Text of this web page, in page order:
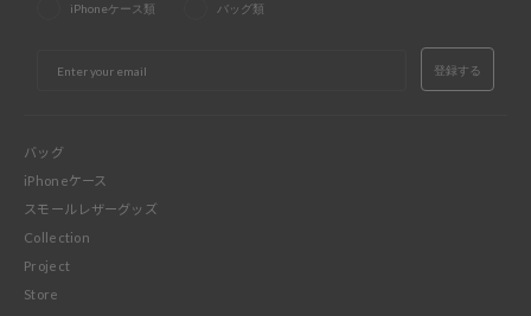
iPhoneケース類 バッグ類
登録する
バッグ
iPhoneケース
スモールレザーグッズ
Collection
Project
Store